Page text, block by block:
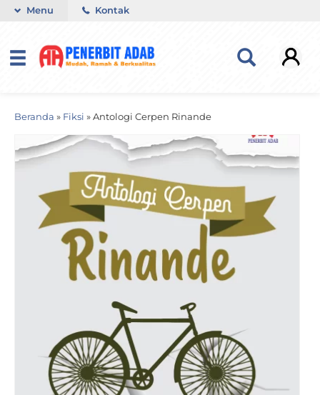
Menu Kontak
Beranda » Fiksi » Antologi Cerpen Rinande